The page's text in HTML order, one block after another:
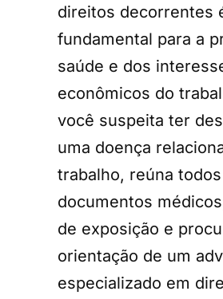
direitos decorrentes
fundamental para a
saúde e dos
econômicos do
você suspeita ter
uma doença
trabalho, reúna
documentos
de exposição e
orientação de um
especializado em